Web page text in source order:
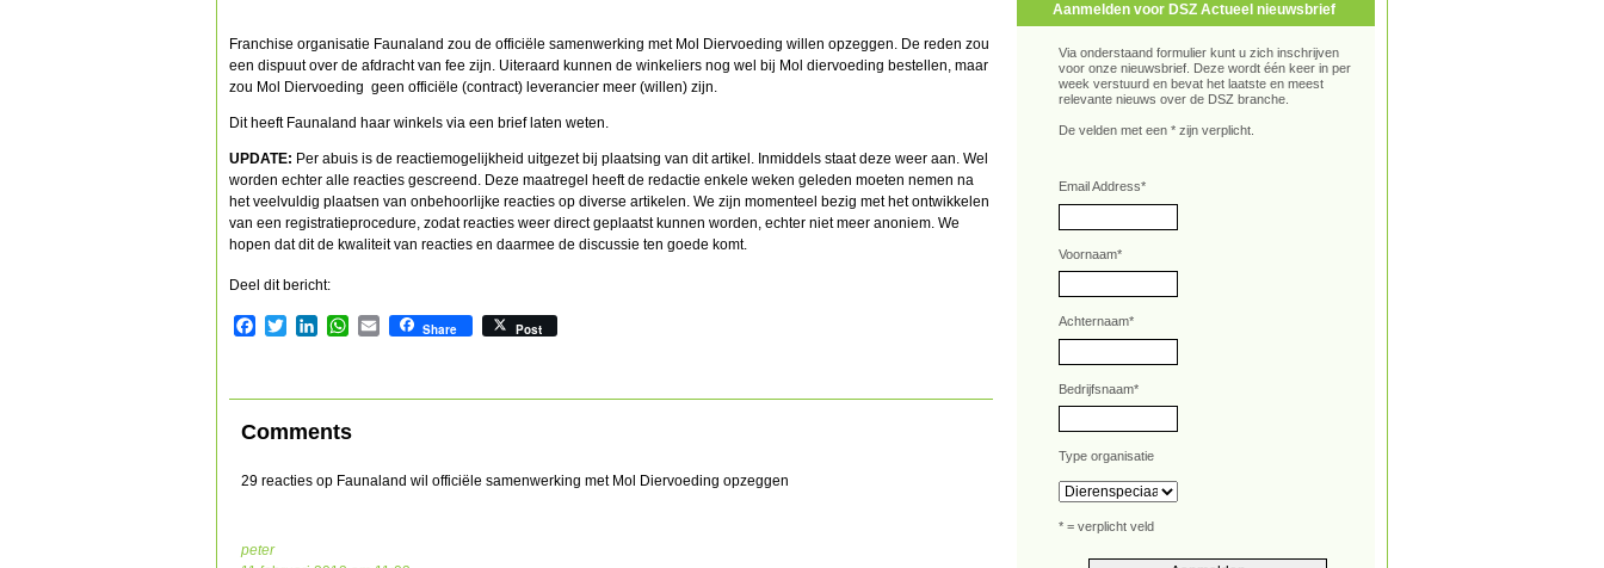
Franchise organisatie Faunaland zou de officiële samenwerking met Mol Diervoeding willen opzeggen. De reden zou
een dispuut over de afdracht van fee zijn. Uiteraard kunnen de winkeliers nog wel bij Mol diervoeding bestellen, maar
zou Mol Diervoeding geen officiële (contract) leverancier meer (willen) zijn.
Dit heeft Faunaland haar winkels via een brief laten weten.
UPDATE: Per abuis is de reactiemogelijkheid uitgezet bij plaatsing van dit artikel. Inmiddels staat deze weer aan. Wel
worden echter alle reacties gescreend. Deze maatregel heeft de redactie enkele weken geleden moeten nemen na
het veelvuldig plaatsen van onbehoorlijke reacties op diverse artikelen. We zijn momenteel bezig met het ontwikkelen
van een registratieprocedure, zodat reacties weer direct geplaatst kunnen worden, echter niet meer anoniem. We
hopen dat dit de kwaliteit van reacties en daarmee de discussie ten goede komt.
Deel dit bericht:
Facebook
TwitterLinkedInWhatsApp
EmailShare Post
Comments
29 reacties op Faunaland wil officiële samenwerking met Mol Diervoeding opzeggen
peter
Aanmelden voor DSZ Actueel nieuwsbrief
Via onderstaand formulier kunt u zich inschrijven
voor onze nieuwsbrief. Deze wordt één keer in per
week verstuurd en bevat het laatste en meest
relevante nieuws over de DSZ branche.
De velden met een * zijn verplicht.
Email Address*
Voornaam*
Achternaam*
Bedrijfsnaam*
Type organisatie
* = verplicht veld